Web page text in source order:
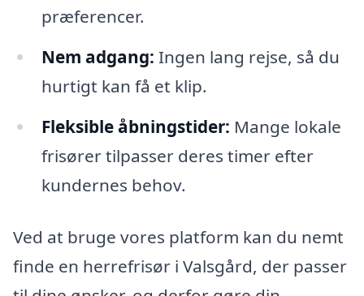
præferencer.
Nem adgang: Ingen lang rejse, så du
hurtigt kan få et klip.
Fleksible åbningstider: Mange lokale
frisører tilpasser deres timer efter
kundernes behov.
Ved at bruge vores platform kan du nemt
finde en herrefrisør i Valsgård, der passer